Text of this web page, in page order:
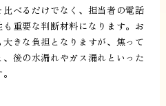
べるだけでなく、担当者の電話
重要な判断材料になります。お
きな負担となりますが、焦って
後の水漏れやガス漏れといった